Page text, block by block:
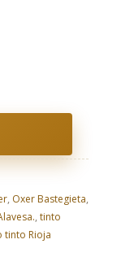
, Oxer Bastegieta,
,tinto
tinto Rioja